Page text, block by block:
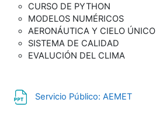
CURSO DE PYTHON
MODELOS NUMÉRICOS
AERONÁUTICA Y CIELO ÚNICO
SISTEMA DE CALIDAD
EVALUCIÓN DEL CLIMA
Servicio Público: AEMET